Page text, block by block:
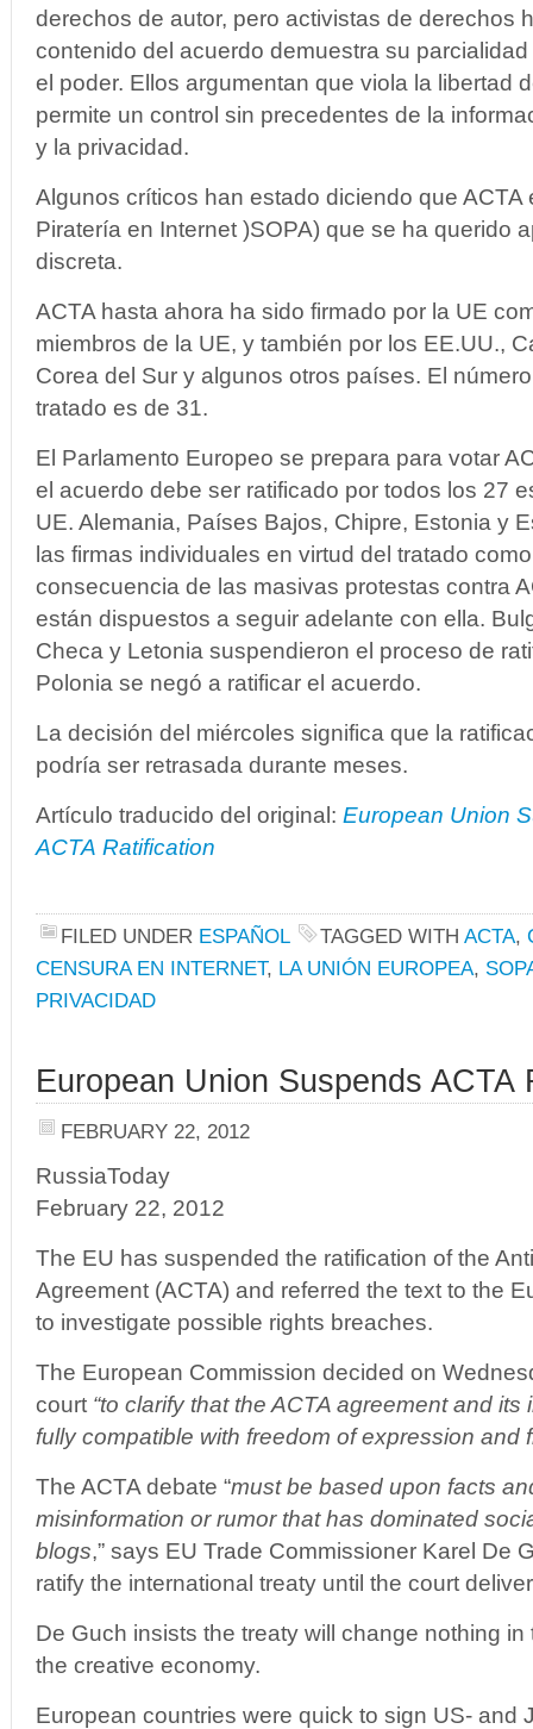
derechos de autor, pero activistas de derechos
contenido del acuerdo demuestra su
el poder. Ellos argumentan que viola la libertad
permite un control sin precedentes de la
y la privacidad.
Algunos críticos han estado diciendo que ACTA
Piratería en Internet )SOPA) que se ha querido
discreta.
ACTA hasta ahora ha sido firmado por la UE
miembros de la UE, y también por los EE.UU.,
Corea del Sur y algunos otros países. El
tratado es de 31.
El Parlamento Europeo se prepara para votar
el acuerdo debe ser ratificado por todos los 27
UE. Alemania, Países Bajos, Chipre, Estonia y
las firmas individuales en virtud del tratado
consecuencia de las masivas protestas contra
están dispuestos a seguir adelante con ella.
Checa y Letonia suspendieron el proceso de
Polonia se negó a ratificar el acuerdo.
La decisión del miércoles significa que la
podría ser retrasada durante meses.
Artículo traducido del original: European Union
ACTA Ratification
FILED UNDER ESPAÑOL TAGGED WITH ACTA,
CENSURA EN INTERNET, LA UNIÓN EUROPEA,
PRIVACIDAD
European Union Suspends ACTA
FEBRUARY 22, 2012
RussiaToday
February 22, 2012
The EU has suspended the ratification of the
Agreement (ACTA) and referred the text to the
to investigate possible rights breaches.
The European Commission decided on
court “to clarify that the ACTA agreement and
fully compatible with freedom of expression and
The ACTA debate “must be based upon facts
misinformation or rumor that has dominated
blogs,” says EU Trade Commissioner Karel De
ratify the international treaty until the court
De Guch insists the treaty will change nothing
the creative economy.
European countries were quick to sign US- and